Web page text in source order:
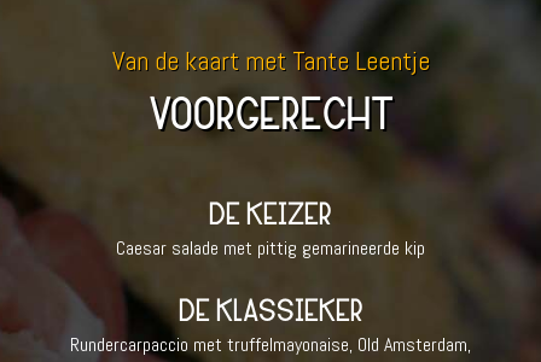
Van de kaart met Tante Leentje
VOORGERECHT
DE KEIZER
Caesar salade met pittig gemarineerde kip
DE KLASSIEKER
Rundercarpaccio met truffelmayonaise, Old Amsterdam,